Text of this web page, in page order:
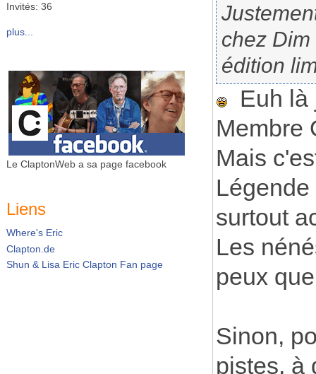
Invités: 36
plus...
Le ClaptonWeb a sa page facebook
Liens
Where's Eric
Clapton.de
Shun & Lisa Eric Clapton Fan page
chez
édition
Euh là
Membre
Mais
surtout
Les
peux
Sinon,
pistes, à